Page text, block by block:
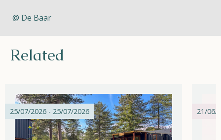
@ De Baar
Related
25/07/2026 - 25/07/2026 21/06/